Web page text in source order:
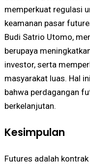
memperkuat regulasi
keamanan pasar
Budi Satrio Utomo,
berupaya
investor, serta
masyarakat luas. Hal
bahwa perdagangan
berkelanjutan.
Kesimpulan
Futures adalah